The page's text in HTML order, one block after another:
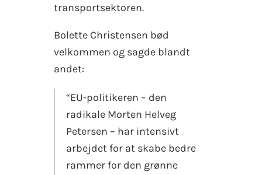
transportsektoren.
Bolette Christensen bød
velkommen og sagde blandt
andet:
“EU-politikeren – den
radikale Morten Helveg
Petersen – har intensivt
arbejdet for at skabe bedre
rammer for den grønne